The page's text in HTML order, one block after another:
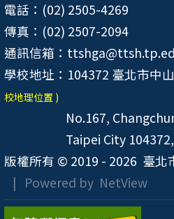
電話：(02) 2505-4269
傳真：(02) 2507-2094
通訊信箱：
學校地址：104372 臺北市中
校地理位置 )
No.167,
Taipei City
版權所有 © 2019 - 2026 臺北
| Powered by NetView